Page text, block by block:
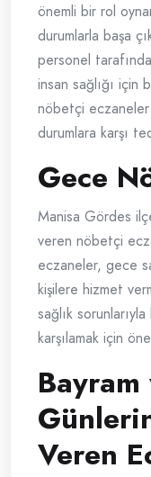
önemli bir rol
durumlarla başa
personel
insan sağlığı için
nöbetçi eczaneler
durumlara karşı
Gece
Manisa Gördes
veren nöbetçi
eczaneler, gece
kişilere hizmet
sağlık sorunlarıyla
karşılamak için
Veren